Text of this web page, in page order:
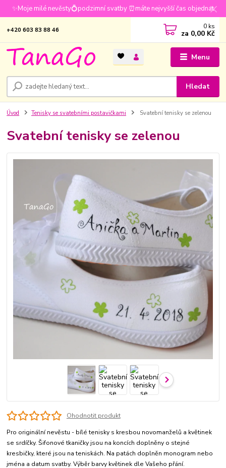
✨Moje milé nevěsty💍podzimní svatby ⏰máte nejvyšší čas objednat
Menu
Hledat
+420 603 83 88 46 0 ks
za 0,00 Kč
Úvod Tenisky se svatebními postavičkami Svatební tenisky se zelenou
Svatební tenisky se zelenou
Ohodnotit produkt
Pro originální nevěstu - bílé tenisky s kresbou novomanželů a květinek
se srdíčky. Šifonové tkaničky jsou na koncích doplněny o stejné
kresbičky, které jsou na teniskách. Na patách doplněn monogram nebo
jména a datum svatby. Výběr barvy květinek dle Vašeho přání.